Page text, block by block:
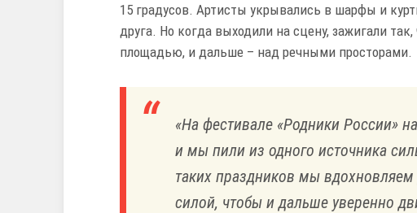
15 градусов. Артисты укрывались в шарфы и
друга. Но когда выходили на сцену, зажигали
площадью, и дальше – над речными просторами.
«На фестивале «Родники России»
и мы пили из одного источника
таких праздников мы вдохновляем
силой, чтобы и дальше уверенно